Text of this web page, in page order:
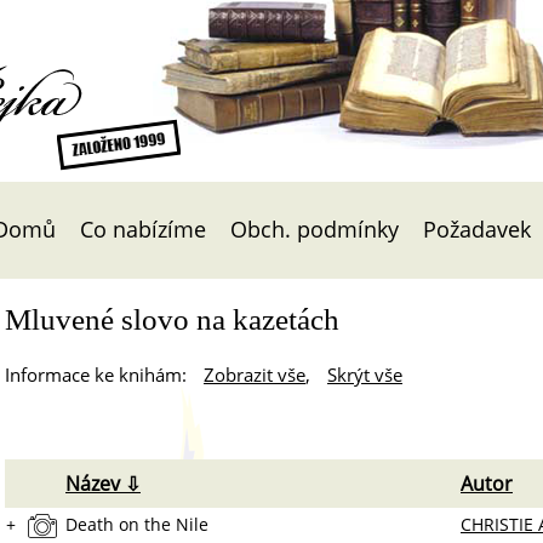
Co nabízíme Obch. podmínky Požadavek
Mluvené slovo na kazetách
Informace ke knihám: Zobrazit vše, Skrýt vše
Název ⇩ Autor
+ Death on the Nile CHRISTIE